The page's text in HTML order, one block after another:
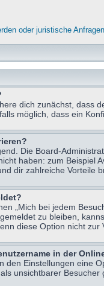
oder juristische
dich zunächst, dass
möglich, dass ein
Die Board-
haben: zum Beispiel
dir zahlreiche Vorteile
„Mich bei jedem
zu bleiben,
diese Option nicht
in der
den Einstellungen eine
unsichtbarer Besucher